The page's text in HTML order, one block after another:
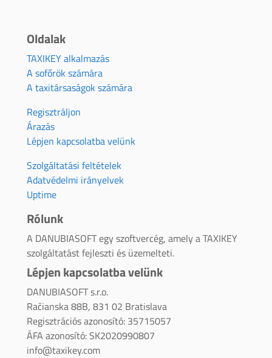
Oldalak
TAXIKEY alkalmazás
A sofőrök számára
A taxitársaságok számára
Regisztráljon
Árazás
Lépjen kapcsolatba velünk
Szolgáltatási feltételek
Adatvédelmi irányelvek
Uptime
Rólunk
A DANUBIASOFT egy szoftvercég, amely a TAXIKEY
szolgáltatást fejleszti és üzemelteti.
Lépjen kapcsolatba velünk
DANUBIASOFT s.r.o.
Račianska 88B, 831 02 Bratislava
Regisztrációs azonosító: 35715057
ÁFA azonosító: SK2020990807
info@taxikey.com